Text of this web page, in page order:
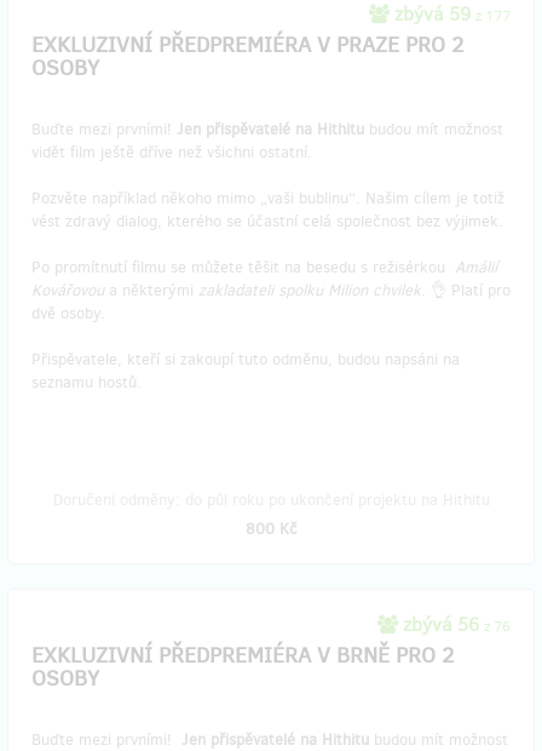
zbývá 59 z 177
EXKLUZIVNÍ PŘEDPREMIÉRA V PRAZE PRO 2
OSOBY
Buďte mezi prvními! Jen přispěvatelé na Hithitu budou mít možnost
vidět film ještě dříve než všichni ostatní.
Pozvěte například někoho mimo „vaši bublinu“. Našim cílem je totiž
vést zdravý dialog, kterého se účastní celá společnost bez výjimek.
Po promítnutí filmu se můžete těšit na besedu s režisérkou Amálií
Kovářovou a některými zakladateli spolku Milion chvilek. 👌 Platí pro
dvě osoby.
Přispěvatele, kteří si zakoupí tuto odměnu, budou napsáni na
seznamu hostů.
800 Kč
zbývá 56 z 76
EXKLUZIVNÍ PŘEDPREMIÉRA V BRNĚ PRO 2
OSOBY
Buďte mezi prvními! Jen přispěvatelé na Hithitu budou mít možnost